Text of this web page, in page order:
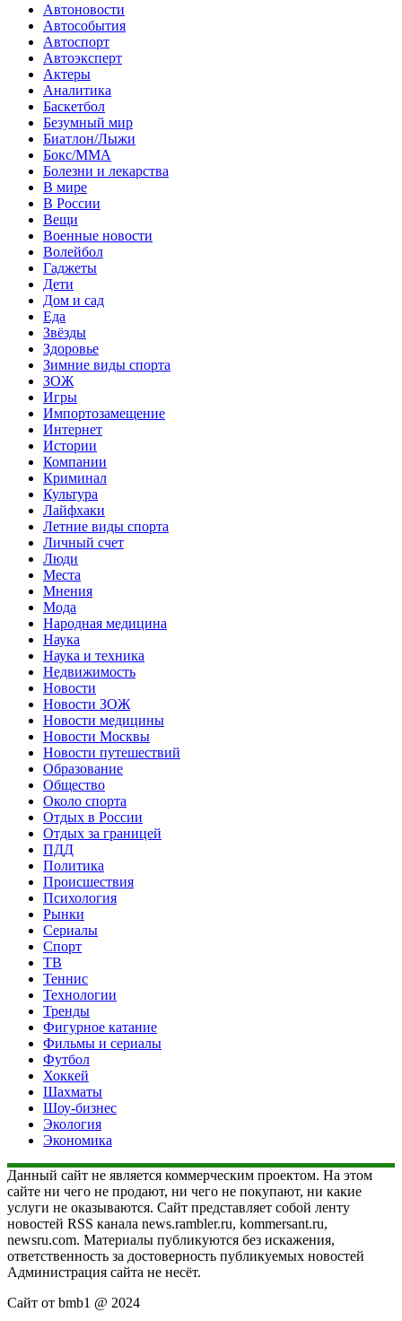
Автоновости
Автособытия
Автоспорт
Автоэксперт
Актеры
Аналитика
Баскетбол
Безумный мир
Биатлон/Лыжи
Бокс/MMA
Болезни и лекарства
В мире
В России
Вещи
Военные новости
Волейбол
Гаджеты
Дети
Дом и сад
Еда
Звёзды
Здоровье
Зимние виды спорта
ЗОЖ
Игры
Импортозамещение
Интернет
Истории
Компании
Криминал
Культура
Лайфхаки
Летние виды спорта
Личный счет
Люди
Места
Мнения
Мода
Народная медицина
Наука
Наука и техника
Недвижимость
Новости
Новости ЗОЖ
Новости медицины
Новости Москвы
Новости путешествий
Образование
Общество
Около спорта
Отдых в России
Отдых за границей
ПДД
Политика
Происшествия
Психология
Рынки
Сериалы
Спорт
ТВ
Теннис
Технологии
Тренды
Фигурное катание
Фильмы и сериалы
Футбол
Хоккей
Шахматы
Шоу-бизнес
Экология
Экономика
Данный сайт не является коммерческим проектом. На этом
сайте ни чего не продают, ни чего не покупают, ни какие
услуги не оказываются. Сайт представляет собой ленту
новостей RSS канала news.rambler.ru, kommersant.ru,
newsru.com. Материалы публикуются без искажения,
ответственность за достоверность публикуемых новостей
Администрация сайта не несёт.
Сайт от bmb1 @ 2024